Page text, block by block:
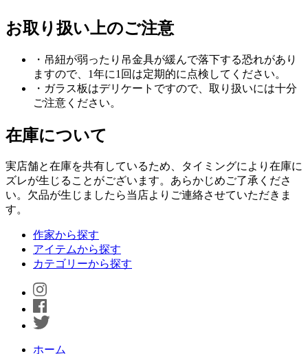
お取り扱い上のご注意
・吊紐が弱ったり吊金具が緩んで落下する恐れがあり
ますので、1年に1回は定期的に点検してください。
・ガラス板はデリケートですので、取り扱いには十分
ご注意ください。
在庫について
実店舗と在庫を共有しているため、タイミングにより在庫に
ズレが生じることがございます。あらかじめご了承くださ
い。欠品が生じましたら当店よりご連絡させていただきま
す。
作家から探す
アイテムから探す
カテゴリーから探す
ホーム